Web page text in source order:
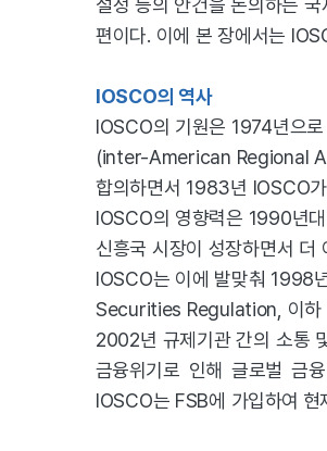
설정 등의 안건을 논의하는
편이다. 이에 본 장에서는
IOSCO의 역사
IOSCO의 기원은 1974년으
(inter-American Regional
합의하면서 1983년 IOSCO
IOSCO의 영향력은 1990년
신흥국 시장이 성장하면서 더
IOSCO는 이에 발맞춰 1998
Securities Regulation, 이하
2002년 규제기관 간의 소통
금융위기로 인해 글로벌 금
IOSCO는 FSB에 가입하여